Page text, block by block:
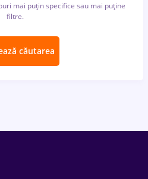
mai puțin specifice sau mai puține
filtre.
căutarea